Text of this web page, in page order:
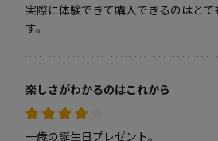
実際に体験できて購入できるのはと
す。
楽しさがわかるのはこれから
一歳の誕生日プレゼント。